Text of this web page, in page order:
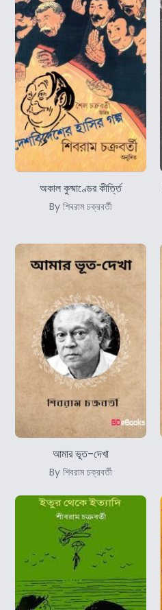
অকাল কুষ্মাণ্ডের কীর্ত্তি
By শিবরাম চক্রবর্তী
আমার ভূত-দেখা
By শিবরাম চক্রবর্তী